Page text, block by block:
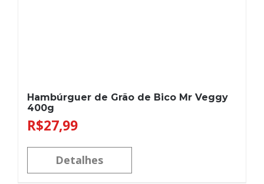
Hambúrguer de Grão de Bico Mr Veggy
400g
R$27,99
Detalhes